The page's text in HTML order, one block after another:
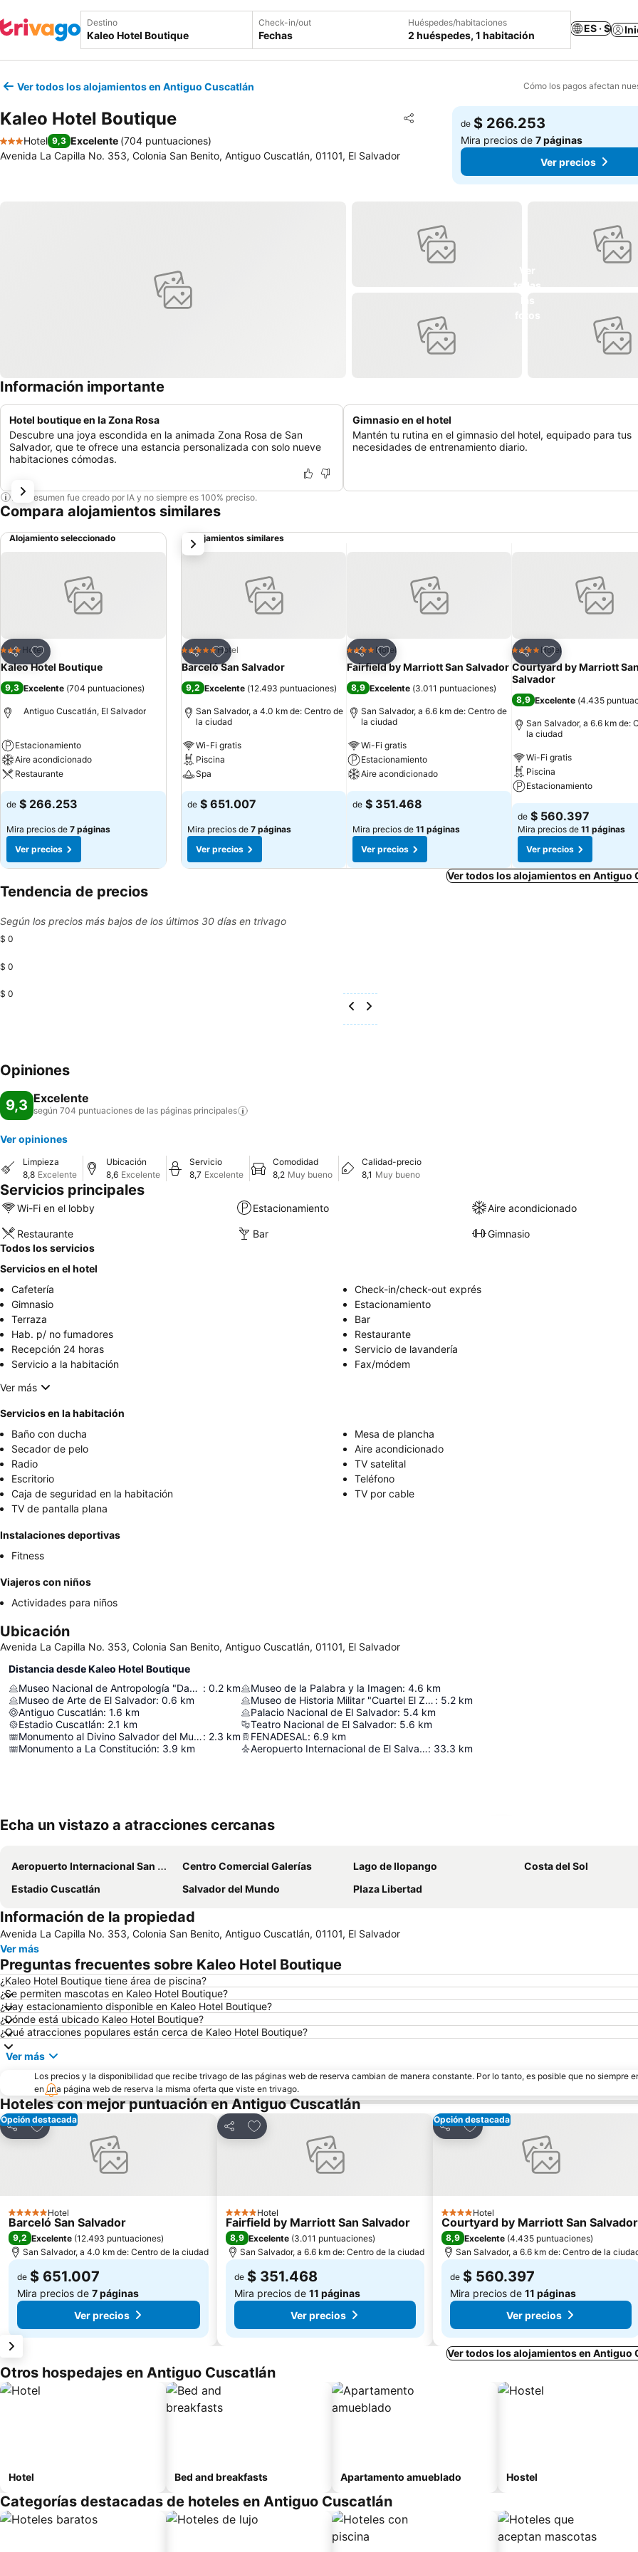
Destino Check-in/out
Fechas
Huéspedes/habitaciones
2 huéspedes, 1 habitación
ES · $
Ver todos los alojamientos en Antiguo Cuscatlán Cómo los pagos afectan
Kaleo Hotel Boutique Compartir
Agregar a favoritos
3 Estrellas
Hotel 9,3 Excelente (704 puntuaciones)
Avenida La Capilla No. 353, Colonia San Benito, Antiguo Cuscatlán, 01101, El Salvador
de $ 266.253
Mira precios de7 páginas
Ver precios
Información importante
Hotel boutique en la Zona Rosa
Descubre una joya escondida en la animada Zona Rosa de San
Salvador, que te ofrece una estancia personalizada con solo nueve
habitaciones cómodas.
Gimnasio en el hotel
Mantén tu rutina en el gimnasio del hotel, equipado para tus
necesidades de entrenamiento diario.
Este resumen fue creado por IA y no siempre es 100% preciso.
Compara alojamientos similares
Alojamiento seleccionado
Compartir
Agregar a favoritos
3 Estrellas
Hotel
Kaleo Hotel Boutique
9,3 Excelente (704 puntuaciones)
Antiguo Cuscatlán, El Salvador
Estacionamiento
Aire acondicionado
Restaurante
de $ 266.253
Mira precios de 7 páginas
Ver precios
Alojamientos similares
Compartir
Agregar a favoritos
5 EstrellasHotel
Barceló San Salvador
9,2 Excelente (12.493 puntuaciones)
San Salvador, a 4.0 km de: Centro de
la ciudad
Wi-Fi gratis
Piscina
Spa
de $ 651.007
Mira precios de 7 páginas
Ver precios
Compartir
Agregar a favoritos
4 EstrellasHotel
Fairfield by Marriott San Salvador
8,9 Excelente (3.011 puntuaciones)
San Salvador, a 6.6 km de: Centro de
la ciudad
Wi-Fi gratis
Estacionamiento
Aire acondicionado
de $ 351.468
Mira precios de 11 páginas
Ver precios
Compartir
Agregar a
4 EstrellasHotel
Courtyard by Marriott San
Salvador
8,9 Excelente (4.435
San Salvador, a 6.6 km de:
la ciudad
Wi-Fi gratis
Piscina
Estacionamiento
de $ 560.397
Mira precios de 11 páginas
Ver precios
siguiente
Ver todos los alojamientos en Antiguo
Tendencia de precios
Según los precios más bajos de los últimos 30 días en trivago
$ 0
$ 0
$ 0
Opiniones
9,3 Excelente
según 704 puntuaciones de las páginas principales
Ver opiniones
Limpieza
8,8 Excelente
Ubicación
8,6 Excelente
Servicio
8,7 Excelente
Comodidad
8,2 Muy bueno
Calidad-precio
8,1 Muy bueno
Servicios principales
Wi-Fi en el lobby Estacionamiento Aire acondicionado
Restaurante Bar
Gimnasio
Todos los servicios
Servicios en el hotel
Cafetería
Check-in/check-out exprés
Gimnasio
Estacionamiento
Terraza
Bar
Hab. p/ no fumadores
Restaurante
Recepción 24 horas
Servicio de lavandería
Servicio a la habitación
Fax/módem
Ver más
Servicios en la habitación
Baño con ducha
Mesa de plancha
Secador de pelo
Aire acondicionado
Radio
TV satelital
Escritorio
Teléfono
Caja de seguridad en la habitación
TV por cable
TV de pantalla plana
Instalaciones deportivas
Fitness
Viajeros con niños
Actividades para niños
Ubicación
Avenida La Capilla No. 353, Colonia San Benito, Antiguo Cuscatlán, 01101, El Salvador
Distancia desde Kaleo Hotel Boutique
Museo Nacional de Antropología "David J. Guzmán" : 0.2 km
Museo de Arte de El Salvador: 0.6 km
Antiguo Cuscatlán: 1.6 km
Estadio Cuscatlán: 2.1 km
Monumento al Divino Salvador del Mundo: 2.3 km
Monumento a La Constitución: 3.9 km
Museo de la Palabra y la Imagen: 4.6 km
Museo de Historia Militar "Cuartel El Zapote" : 5.2 km
Palacio Nacional de El Salvador: 5.4 km
Teatro Nacional de El Salvador: 5.6 km
FENADESAL : 6.9 km
Aeropuerto Internacional de El Salvador: 33.3 km
Echa un vistazo a atracciones cercanas
Aeropuerto Internacional San Óscar Arnulfo Romero y Galdámez Centro Comercial Galerías Lago de Ilopango
Costa del Sol
Estadio Cuscatlán
Salvador del Mundo Plaza Libertad
Información de la propiedad
Avenida La Capilla No. 353, Colonia San Benito, Antiguo Cuscatlán, 01101, El Salvador
Ver más
Preguntas frecuentes sobre Kaleo Hotel Boutique
¿Kaleo Hotel Boutique tiene área de piscina?
¿Se permiten mascotas en Kaleo Hotel Boutique?
¿Hay estacionamiento disponible en Kaleo Hotel Boutique?
¿Dónde está ubicado Kaleo Hotel Boutique?
¿Qué atracciones populares están cerca de Kaleo Hotel Boutique?
Ver más
Los precios y la disponibilidad que recibe trivago de las páginas web de reserva cambian de manera constante. Por lo tanto, es posible que no siempre
en una página web de reserva la misma oferta que viste en trivago.
Hoteles con mejor puntuación en Antiguo Cuscatlán
Opción destacada
Compartir
Agregar a favoritos
5 EstrellasHotel
Barceló San Salvador
9,2 Excelente (12.493 puntuaciones)
San Salvador, a 4.0 km de: Centro de la ciudad
de $ 651.007
Mira precios de 7 páginas
Ver precios
Compartir
Agregar a favoritos
4 Estrellas
Hotel
Fairfield by Marriott San Salvador
8,9 Excelente (3.011 puntuaciones)
San Salvador, a 6.6 km de: Centro de la ciudad
de $ 351.468
Mira precios de 11 páginas
Ver precios
Opción destacada
Compartir
Agregar a favoritos
4 Estrellas
Hotel
Courtyard by Marriott San Salvador
8,9 Excelente (4.435 puntuaciones)
San Salvador, a 6.6 km de: Centro de la
de $ 560.397
Mira precios de 11 páginas
Ver precios
Ver todos los alojamientos en Antiguo
Otros hospedajes en Antiguo Cuscatlán
Hotel Bed and breakfasts Apartamento amueblado Hostel
Categorías destacadas de hoteles en Antiguo Cuscatlán